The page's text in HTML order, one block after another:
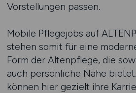
Vorstellungen passen.
Mobile Pflegejobs auf
stehen somit für eine
Form der Altenpflege, die
auch persönliche Nähe
können hier gezielt ihre